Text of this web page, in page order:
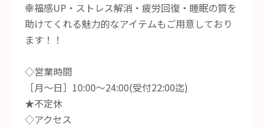
幸福感UP・ストレス解消・疲労回復・睡眠の質を
助けてくれる魅力的なアイテムもご用意しており
ます！！
◇営業時間
［月～日］10:00～24:00(受付22:00迄)
★不定休
◇アクセス